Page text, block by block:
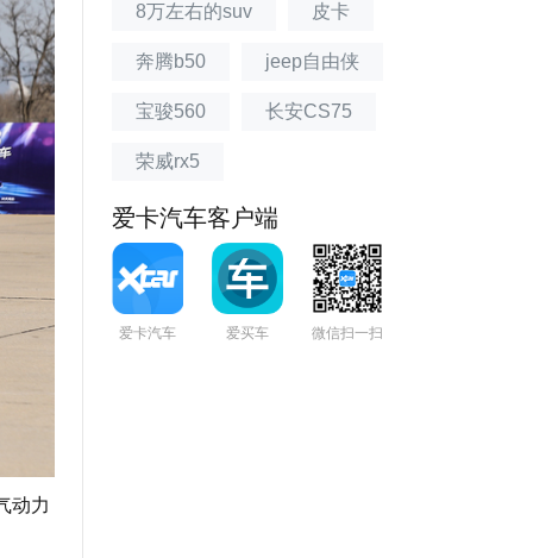
动力
8万左右的suv 皮卡
奔腾b50 jeep自由侠
宝骏560 长安CS75
荣威rx5
爱卡汽车客户端
爱卡汽车 爱买车 微信扫一扫